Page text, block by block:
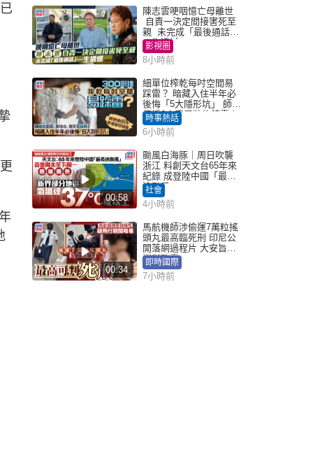
陳志雲哽咽憶亡母離世
自責一決定間接害死至
親 未完成「最後通話」
一生遺憾
影視圈
8小時前
細單位榨乾每吋空間易
踩雷？ 暗藏入住半年必
後悔「5大隱形坑」 師傅
傳授6字家居裝修錦囊｜
Juicy叮
時事熱話
6小時前
00:58
颱風白海豚｜周日吹襲
浙江 料創天文台65年來
紀錄 成登陸中國「最長
途颱風」
社會
4小時前
00:34
馬航機師涉偷運7萬粒搖
頭丸最高臨死刑 印尼公
開落網過程片 大安旨意
豈料敗露
即時國際
7小時前